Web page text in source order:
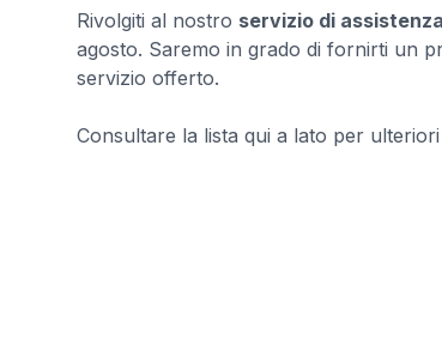
Rivolgiti al nostro servizio di
agosto. Saremo in grado di fornirti un
servizio offerto.
Consultare la lista qui a lato per